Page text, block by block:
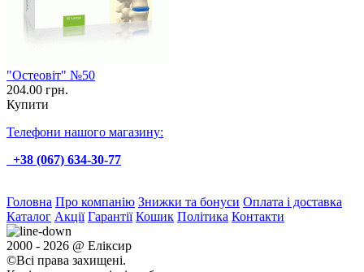
"Остеовіт" №50
204.00 грн.
Купити
Телефони нашого магазину:
+38 (067) 634-30-77
Головна Про компанію Знижки та бонуси Оплата і доставка
Каталог Акції Гарантії Кошик Політика Контакти
2000 - 2026 @ Еліксир
©Всі права захищені.